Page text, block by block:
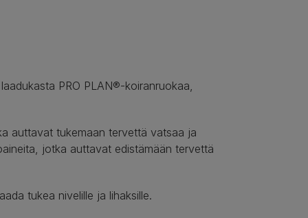
PRO PLAN®-koiranruokaa,
auttavat tukemaan tervettä vatsaa ja
jotka auttavat edistämään tervettä
tukea nivelille ja lihaksille.